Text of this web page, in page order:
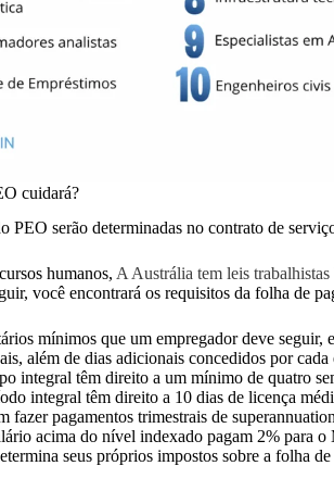
cuidará?
PEO serão determinadas no contrato de
humanos, A Austrália tem leis trabalhistas
você encontrará os requisitos da folha de
mínimos que um empregador deve seguir,
além de dias adicionais concedidos por cada
integral têm direito a um mínimo de quatro
integral têm direito a 10 dias de licença
fazer pagamentos trimestrais de
acima do nível indexado pagam 2% para
seus próprios impostos sobre a folha